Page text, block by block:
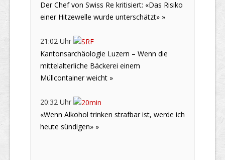
Der Chef von Swiss Re kritisiert: «Das Risiko
einer Hitzewelle wurde unterschätzt» »
21:02 Uhr
Kantonsarchäologie Luzern – Wenn die
mittelalterliche Bäckerei einem
Müllcontainer weicht »
20:32 Uhr
«Wenn Alkohol trinken strafbar ist, werde ich
heute sündigen» »